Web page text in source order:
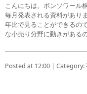
こんにちは。ボンソワール
毎月発表される資料があり
年比で見ることができるの
な小売り分野に動きがある
Posted at 12:00 | Category: